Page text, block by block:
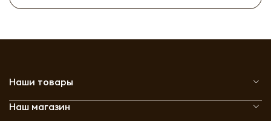
Наши товары
Наш магазин